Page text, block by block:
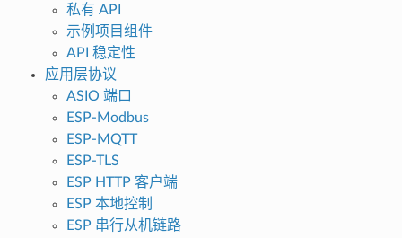
私有 API
示例项目组件
API 稳定性
应用层协议
ASIO 端口
ESP-Modbus
ESP-MQTT
ESP-TLS
ESP HTTP 客户端
ESP 本地控制
ESP 串行从机链路